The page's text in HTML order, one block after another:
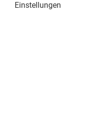
Einstellungen